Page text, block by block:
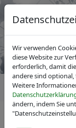
Wir verwenden
diese Website zur
erforderlich, damit
andere sind
Weitere
ändern, indem Sie